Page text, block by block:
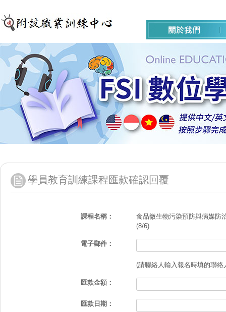
學員教育訓練課程匯款確認回覆
課程名稱：
食品微生物污染預防與病媒防
(8/6)
電子郵件：
(請聯絡人輸入報名時填的聯絡
匯款金額：
匯款日期：